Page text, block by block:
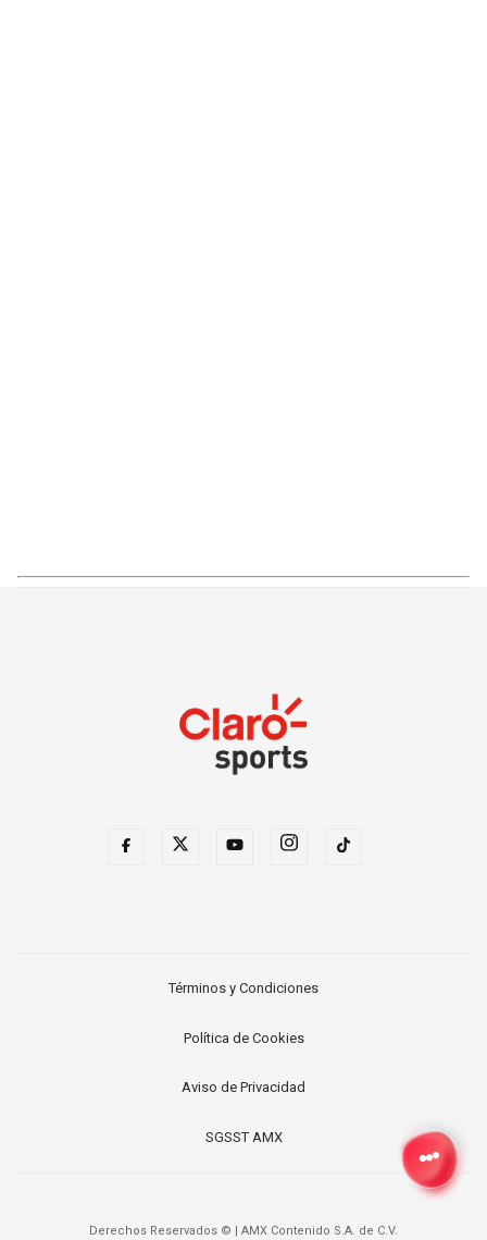
Términos y Condiciones
Política de Cookies
Aviso de Privacidad
SGSST AMX
Derechos Reservados © AMX Contenido S.A. de C.V.